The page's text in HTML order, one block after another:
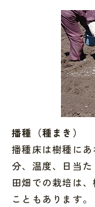
播種（種まき）
播種床は樹種に
分、温度、日当た
田畑での栽培は
こともあります。